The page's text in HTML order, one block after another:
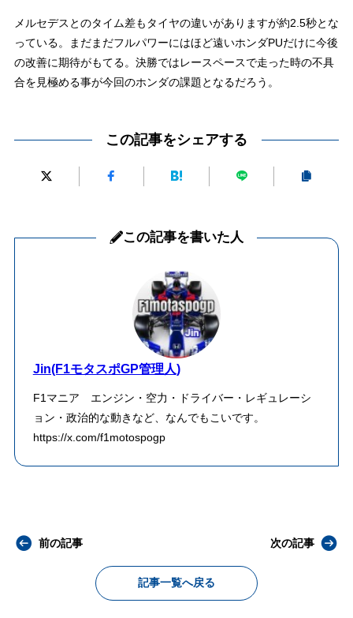
メルセデスとのタイム差もタイヤの違いがありますが約2.5秒とな
っている。まだまだフルパワーにはほど遠いホンダPUだけに今後
の改善に期待がもてる。決勝ではレースペースで走った時の不具
合を見極める事が今回のホンダの課題となるだろう。
この記事をシェアする
この記事を書いた人
Jin(F1モタスポGP管理人)
F1マニア エンジン・空力・ドライバー・レギュレーシ
ョン・政治的な動きなど、なんでもこいです。
https://x.com/f1motospogp
前の記事
記事一覧へ戻る
次の記事